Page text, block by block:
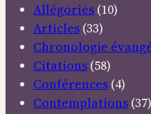
Allégories (10)
Articles (33)
Chronologie
Citations (58)
Conférences (4)
Contemplations (37)